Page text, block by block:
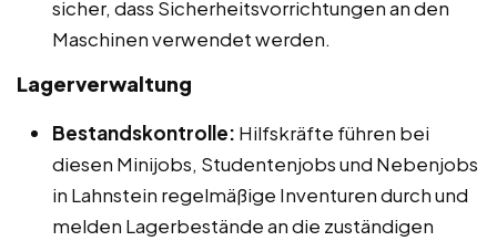
sicher, dass Sicherheitsvorrichtungen an den
Maschinen verwendet werden.
Lagerverwaltung
Bestandskontrolle: Hilfskräfte führen bei
diesen Minijobs, Studentenjobs und Nebenjobs
in Lahnstein regelmäßige Inventuren durch und
melden Lagerbestände an die zuständigen